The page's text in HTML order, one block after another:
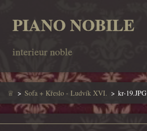
PIANO NOBILE
interieur noble
♕ > Sofa + Křeslo - Ludvík XVI. > kr-19.JPG